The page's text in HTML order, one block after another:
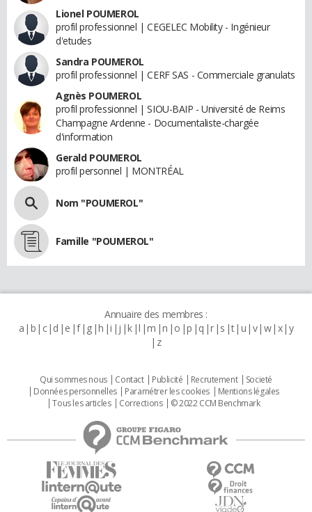
Lionel POUMEROL
profil professionnel | CEGELEC Mobility - Ingénieur
d'etudes
Sandra POUMEROL
profil professionnel | CERF SAS - Commerciale granulats
Agnès POUMEROL
profil professionnel | SIOU-BAIP - Université de Reims
Champagne Ardenne - Documentaliste-chargée
d'information
Gerald POUMEROL
profil personnel | MONTRÉAL
Nom "POUMEROL"
Famille "POUMEROL"
Annuaire des membres :
a b c d e f g h i j k l m n o p q r s t u v w x y
z
Qui sommes nous Contact Publicité Recrutement
Societé
Données personnelles
Paramétrer les cookies
Mentions légales
Tous les articles
Corrections © 2022 CCM Benchmark